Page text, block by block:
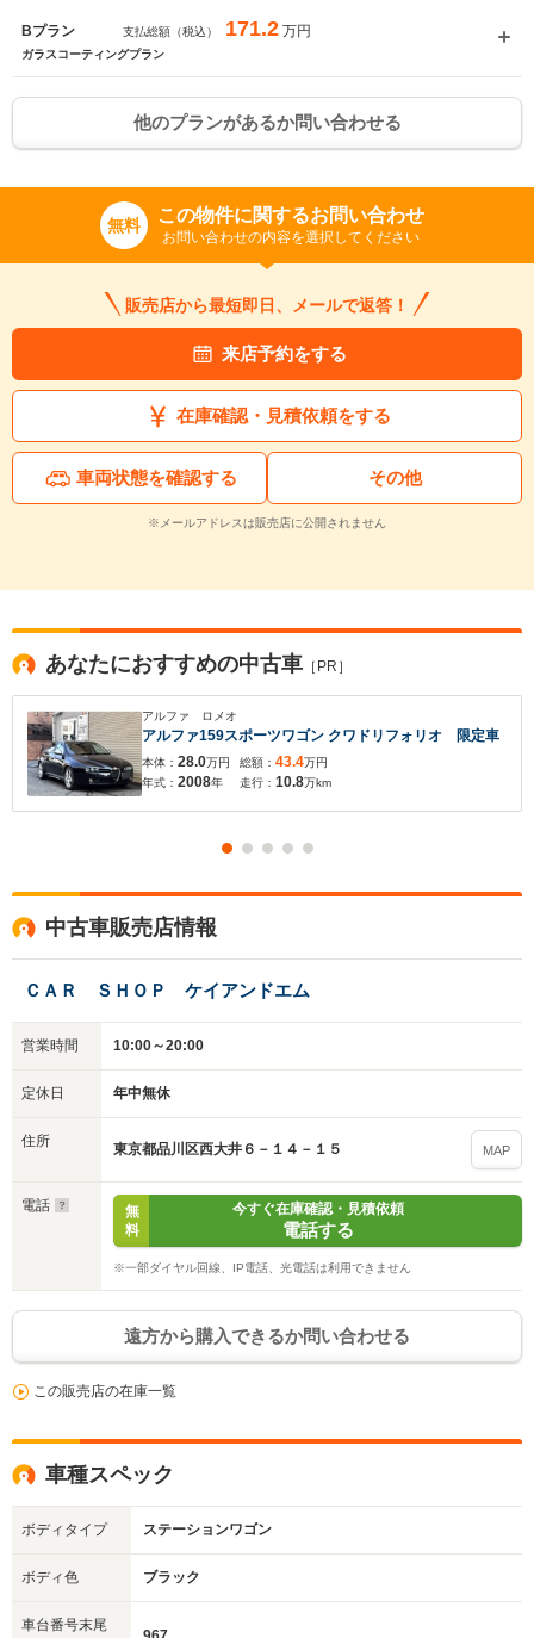
Bプラン 支払総額（税込） 171.2 万円
ガラスコーティングプラン
他のプランがあるか問い合わせる
無料 この物件に関するお問い合わせ
お問い合わせの内容を選択してください
販売店から最短即日、メールで返答！
来店予約をする
在庫確認・見積依頼をする
車両状態を確認する その他
※メールアドレスは販売店に公開されません
あなたにおすすめの中古車 ［PR］
アルファ ロメオ
アルファ159スポーツワゴン クワドリフォリオ 限定車
本体： 28.0万円
年式： 2008年
総額： 43.4万円
走行： 10.8万km
中古車販売店情報
ＣＡＲ ＳＨＯＰ ケイアンドエム
営業時間 10:00～20:00
定休日 年中無休
住所 東京都品川区西大井６－１４－１５ MAP
電話
無
料
今すぐ在庫確認・見積依頼
電話する
※一部ダイヤル回線、IP電話、光電話は利用できません
遠方から購入できるか問い合わせる
この販売店の在庫一覧
車種スペック
ボディタイプ ステーションワゴン
ボディ色 ブラック
車台番号末尾
※次回問い合わせをする際に自動入力されます
※保存された情報は90日で破棄されます